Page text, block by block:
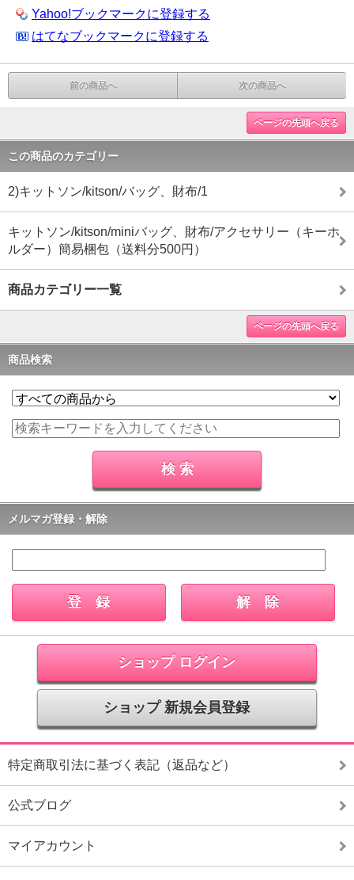
Yahoo!ブックマークに登録する
はてなブックマークに登録する
前の商品へ 次の商品へ
ページの先頭へ戻る
この商品のカテゴリー
2)キットソン/kitson/バッグ、財布/1
キットソン/kitson/miniバッグ、財布/アクセサリー（キーホ
ルダー）簡易梱包（送料分500円）
商品カテゴリー一覧
ページの先頭へ戻る
商品検索
メルマガ登録・解除
ショップ ログイン
ショップ 新規会員登録
特定商取引法に基づく表記（返品など）
公式ブログ
マイアカウント